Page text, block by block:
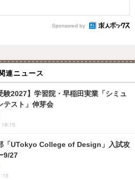
Sponsored by
連ニュース
験2027】学習院・早稲田実業「シミュ
テスト」伸芽会
「UTokyo College of Design」入試攻
9/27